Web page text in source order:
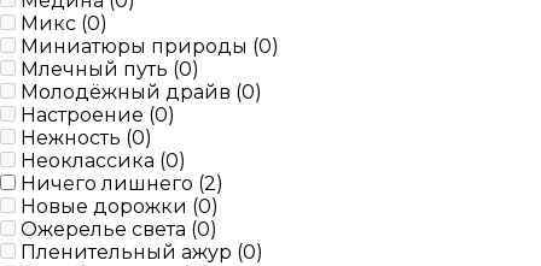
Микс (0)
Миниатюры природы (0)
Млечный путь (0)
Молодёжный драйв (0)
Настроение (0)
Нежность (0)
Неоклассика (0)
Ничего лишнего (2)
Новые дорожки (0)
Ожерелье света (0)
Пленительный ажур (0)